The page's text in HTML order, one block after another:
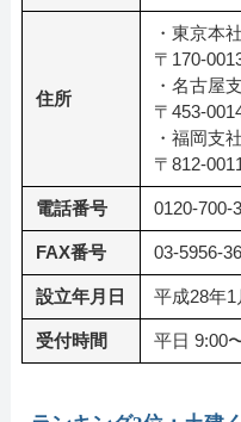
住所
・東京本社
〒170-
・名古屋
〒453-
・福岡支社
〒812-
電話番号 0120-700-
FAX番号 03-5956-
設立年月日 平成28年1
受付時間 平日 9:00